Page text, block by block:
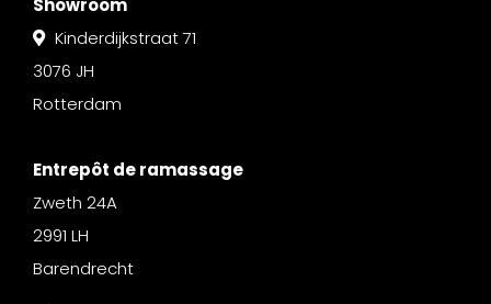
Kinderdijkstraat 71
3076 JH
Rotterdam
Entrepôt de ramassage
Zweth 24A
2991 LH
Barendrecht